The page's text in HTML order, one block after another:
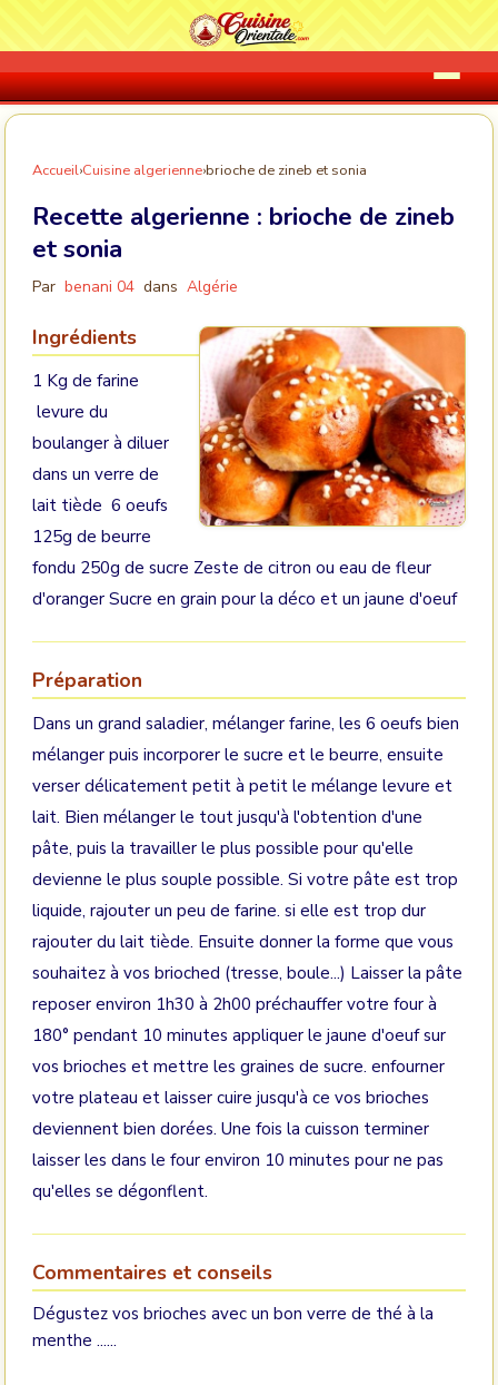
Accueil›Cuisine algerienne›brioche de zineb et sonia
Recette algerienne : brioche de zineb
et sonia
Par benani 04 dans Algérie
Ingrédients
1 Kg de farine
levure du
boulanger à diluer
dans un verre de
lait tiède 6 oeufs
125g de beurre
fondu 250g de sucre Zeste de citron ou eau de fleur
d'oranger Sucre en grain pour la déco et un jaune d'oeuf
Préparation
Dans un grand saladier, mélanger farine, les 6 oeufs bien
mélanger puis incorporer le sucre et le beurre, ensuite
verser délicatement petit à petit le mélange levure et
lait. Bien mélanger le tout jusqu'à l'obtention d'une
pâte, puis la travailler le plus possible pour qu'elle
devienne le plus souple possible. Si votre pâte est trop
liquide, rajouter un peu de farine. si elle est trop dur
rajouter du lait tiède. Ensuite donner la forme que vous
souhaitez à vos brioched (tresse, boule...) Laisser la pâte
reposer environ 1h30 à 2h00 préchauffer votre four à
180° pendant 10 minutes appliquer le jaune d'oeuf sur
vos brioches et mettre les graines de sucre. enfourner
votre plateau et laisser cuire jusqu'à ce vos brioches
deviennent bien dorées. Une fois la cuisson terminer
laisser les dans le four environ 10 minutes pour ne pas
qu'elles se dégonflent.
Commentaires et conseils
Dégustez vos brioches avec un bon verre de thé à la
menthe ......